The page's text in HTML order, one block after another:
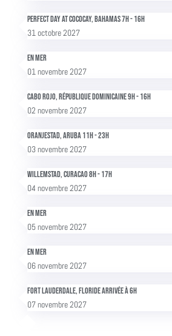
Perfect Day at Cococay, Bahamas 7h - 16h
31 octobre 2027
En mer
01 novembre 2027
Cabo Rojo, République dominicaine 9h - 16h
02 novembre 2027
Oranjestad, Aruba 11h - 23h
03 novembre 2027
Willemstad, Curacao 8h - 17h
04 novembre 2027
En mer
05 novembre 2027
En mer
06 novembre 2027
Fort Lauderdale, Floride Arrivée à 6h
07 novembre 2027